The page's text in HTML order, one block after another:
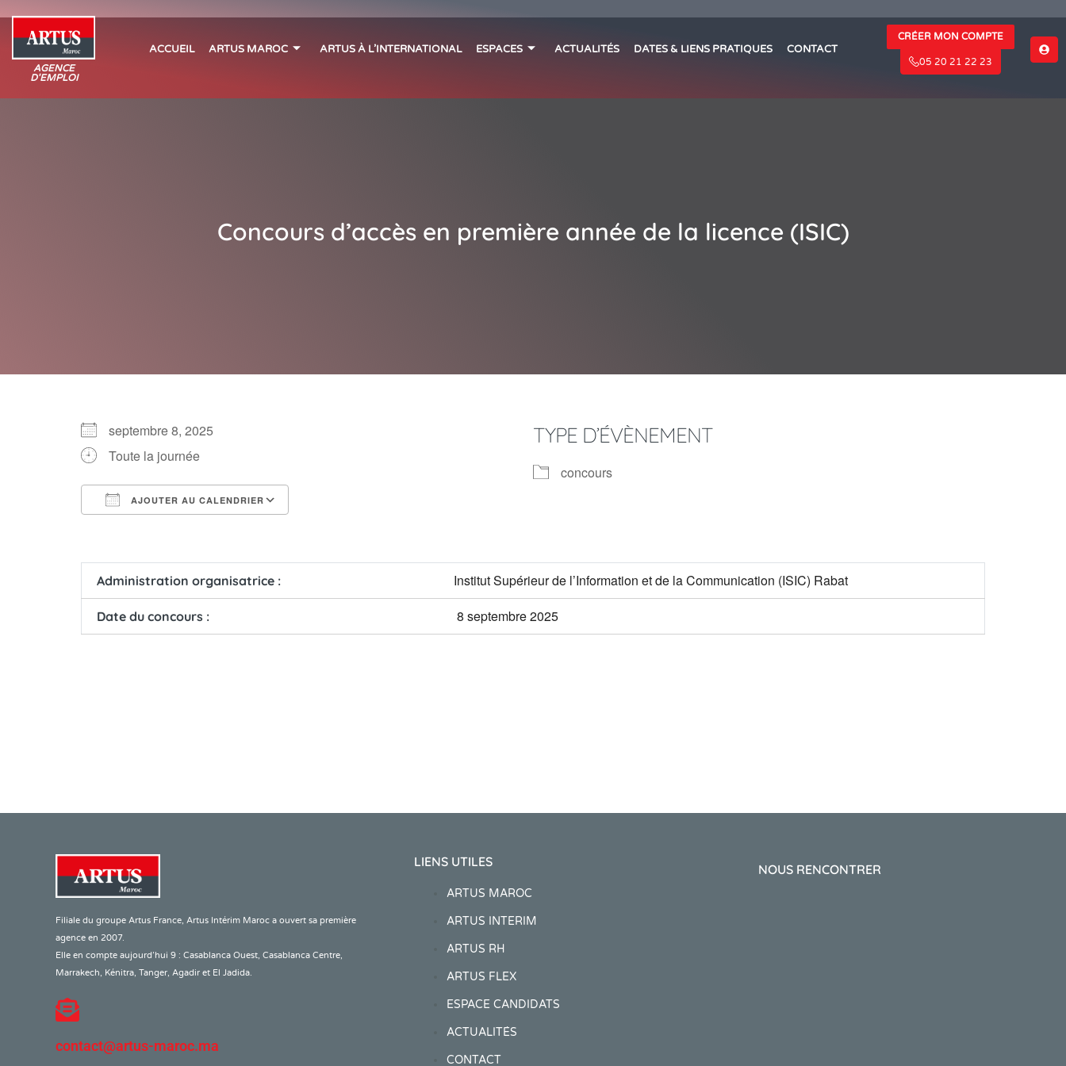
AGENCE
D'EMPLOI
ACCUEIL ARTUS MAROC ARTUS À L’INTERNATIONAL ESPACES ACTUALITÉS DATES & LIENS PRATIQUES CONTACT
CRÉER MON COMPTE
05 20 21 22 23
Concours d’accès en première année de la licence (ISIC)
septembre 8, 2025
Toute la journée
AJOUTER AU CALENDRIER
TYPE D’ÉVÈNEMENT
concours
Administration organisatrice : Institut Supérieur de l’Information et de la Communication (ISIC) Rabat
Date du concours : 8 septembre 2025
Filiale du groupe Artus France, Artus Intérim Maroc a ouvert sa première
agence en 2007.
Elle en compte aujourd’hui 9 : Casablanca Ouest, Casablanca Centre,
Marrakech, Kénitra, Tanger, Agadir et El Jadida.
contact@artus-maroc.ma
LIENS UTILES
ARTUS MAROC
ARTUS INTERIM
ARTUS RH
ARTUS FLEX
ESPACE CANDIDATS
ACTUALITÉS
CONTACT
NOUS RENCONTRER